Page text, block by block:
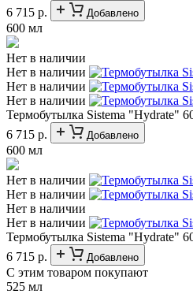
6 715 р.
Добавлено
600 мл
Нет в наличии
Нет в наличии
Нет в наличии
Нет в наличии
Термобутылка Sistema "Hydrate"
6 715 р.
Добавлено
600 мл
Нет в наличии
Нет в наличии
Нет в наличии
Нет в наличии
Термобутылка Sistema "Hydrate"
6 715 р.
Добавлено
С этим товаром покупают
525 мл